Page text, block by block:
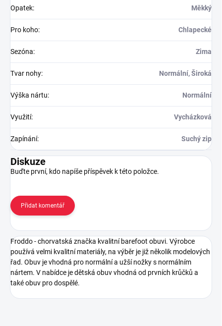
Opatek: Měkký
Pro koho: Chlapecké
Sezóna: Zima
Tvar nohy: Normální, Široká
Výška nártu: Normální
Využití: Vycházková
Zapínání: Suchý zip
Diskuze
Buďte první, kdo napíše příspěvek k této položce.
Přidat komentář
Froddo - chorvatská značka kvalitní barefoot obuvi. Výrobce
používá velmi kvalitní materiály, na výběr je již několik modelových
řad. Obuv je vhodná pro normální a užší nožky s normálním
nártem. V nabídce je dětská obuv vhodná od prvních krůčků a
také obuv pro dospělé.